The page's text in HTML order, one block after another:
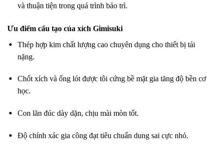
và thuận tiện trong quá trình bảo trì.
Ưu điểm cấu tạo của xích Gimisuki
Thép hợp kim chất lượng cao chuyên dụng cho thiết bị tải
nặng.
Chốt xích và ống lót được tôi cứng bề mặt gia tăng độ bền cơ
học.
Con lăn đúc dày dặn, chịu mài mòn tốt.
Độ chính xác gia công đạt tiêu chuẩn dung sai cực nhỏ.